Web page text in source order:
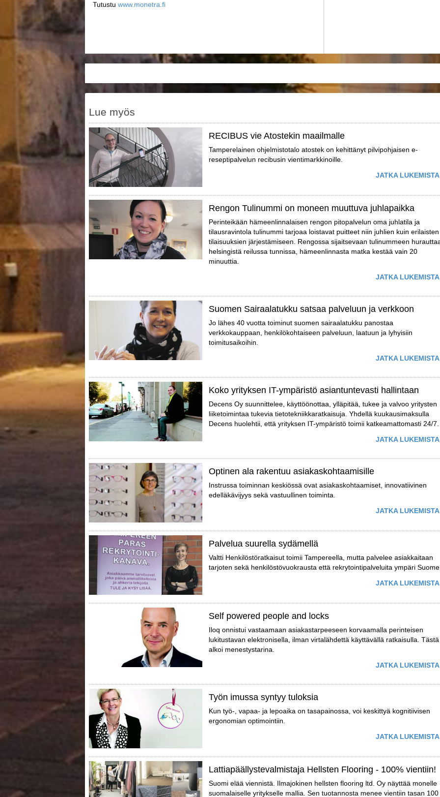
Tutustu www.monetra.fi
Lue myös
RECIBUS vie Atostekin maailmalle
Tamperelainen ohjelmistotalo atostek on kehittänyt pilvipohjaisen e-
reseptipalvelun recibusin vientimarkkinoille.
JATKA LUKEMISTA
Rengon Tulinummi on moneen muuttuva juhlapaikka
Perinteikään hämeenlinnalaisen rengon pitopalvelun oma juhlatila ja
tilausravintola tulinummi tarjoaa loistavat puitteet niin juhlien kuin erilaisten
tilaisuuksien järjestämiseen. Rengossa sijaitsevaan tulinummeen
helsingistä reilussa tunnissa, hämeenlinnasta matka kestää vain 20
minuuttia.
JATKA LUKEMISTA
Suomen Sairaalatukku satsaa palveluun ja verkkoon
Jo lähes 40 vuotta toiminut suomen sairaalatukku panostaa
verkkokauppaan, henkilökohtaiseen palveluun, laatuun ja lyhyisiin
toimitusaikoihin.
JATKA LUKEMISTA
Koko yrityksen IT-ympäristö asiantuntevasti hallintaan
Decens Oy suunnittelee, käyttöönottaa, ylläpitää, tukee ja valvoo yritysten
liiketoimintaa tukevia tietotekniikkaratkaisuja. Yhdellä kuukausimaksulla
Decens huolehtii, että yrityksen IT-ympäristö toimii katkeamattomasti 24/7.
JATKA LUKEMISTA
Optinen ala rakentuu asiakaskohtaamisille
Instrussa toiminnan keskiössä ovat asiakaskohtaamiset, innovatiivinen
edelläkävijyys sekä vastuullinen toiminta.
JATKA LUKEMISTA
Palvelua suurella sydämellä
Valtti Henkilöstöratkaisut toimii Tampereella, mutta palvelee asiakkaitaan
tarjoten sekä henkilöstövuokrausta että rekrytointipalveluita ympäri
JATKA LUKEMISTA
Self powered people and locks
Iloq onnistui vastaamaan asiakastarpeeseen korvaamalla perinteisen
lukitustavan elektronisella, ilman virtalähdettä käyttävällä ratkaisulla. Tästä
alkoi menestystarina.
JATKA LUKEMISTA
Työn imussa syntyy tuloksia
Kun työ-, vapaa- ja lepoaika on tasapainossa, voi keskittyä kognitiivisen
ergonomian optimointiin.
JATKA LUKEMISTA
Lattiapäällystevalmistaja Hellsten Flooring - 100% vientiin!
Suomi elää viennistä. Ilmajokinen hellsten flooring ltd. Oy näyttää monelle
suomalaiselle yritykselle mallia. Sen tuotannosta menee vientiin tasan 100